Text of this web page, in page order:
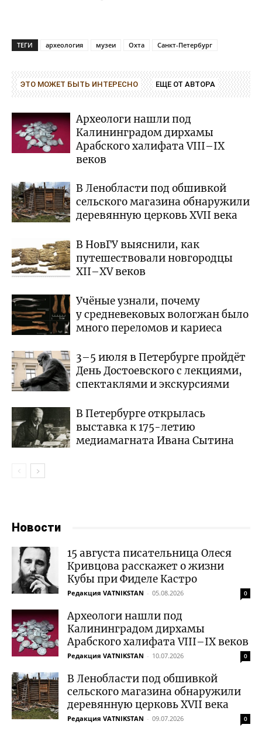
ТЕГИ археология музеи Охта Санкт-Петербург
ЭТО МОЖЕТ БЫТЬ ИНТЕРЕСНО ЕЩЕ ОТ АВТОРА
Археологи нашли под
Калининградом дирхамы
Арабского халифата VIII–IX
веков
В Ленобласти под обшивкой
сельского магазина обнаружили
деревянную церковь XVII века
В НовГУ выяснили, как
путешествовали новгородцы
XII–XV веков
Учёные узнали, почему
у средневековых вологжан было
много переломов и кариеса
3–5 июля в Петербурге пройдёт
День Достоевского с лекциями,
спектаклями и экскурсиями
В Петербурге открылась
выставка к 175-летию
медиамагната Ивана Сытина
Новости
15 августа писательница Олеся
Кривцова расскажет о жизни
Кубы при Фиделе Кастро
Редакция VATNIKSTAN - 05.08.2026 0
Археологи нашли под
Калининградом дирхамы
Арабского халифата VIII–IX веков
Редакция VATNIKSTAN - 10.07.2026 0
В Ленобласти под обшивкой
сельского магазина обнаружили
деревянную церковь XVII века
Редакция VATNIKSTAN - 09.07.2026 0